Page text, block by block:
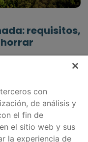
requisitos,
de tarifas
con
de análisis y
el fin de
el sitio web y sus
la experiencia de